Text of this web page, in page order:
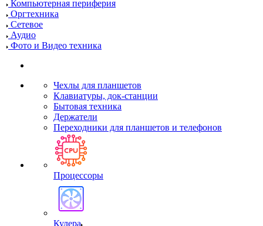
Компьютерная периферия
Оргтехника
Сетевое
Аудио
Фото и Видео техника
Чехлы для планшетов
Клавиатуры, док-станции
Бытовая техника
Держатели
Переходники для планшетов и телефонов
Процессоры
Кулера